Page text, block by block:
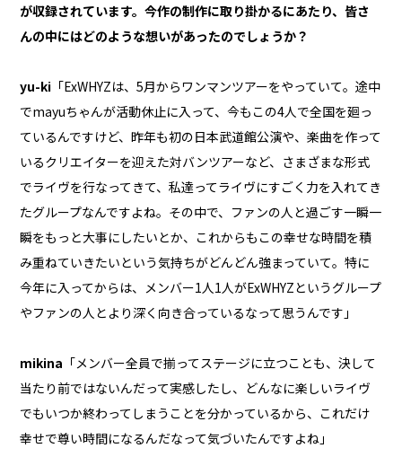
が収録されています。今作の制作に取り掛かるにあたり、皆さ
んの中にはどのような想いがあったのでしょうか？
yu-ki 「ExWHYZは、5月からワンマンツアーをやっていて。途中
でmayuちゃんが活動休止に入って、今もこの4人で全国を廻っ
ているんですけど、昨年も初の日本武道館公演や、楽曲を作って
いるクリエイターを迎えた対バンツアーなど、さまざまな形式
でライヴを行なってきて、私達ってライヴにすごく力を入れてき
たグループなんですよね。その中で、ファンの人と過ごす一瞬一
瞬をもっと大事にしたいとか、これからもこの幸せな時間を積
み重ねていきたいという気持ちがどんどん強まっていて。特に
今年に入ってからは、メンバー1人1人がExWHYZというグループ
やファンの人とより深く向き合っているなって思うんです」
mikina 「メンバー全員で揃ってステージに立つことも、決して
当たり前ではないんだって実感したし、どんなに楽しいライヴ
でもいつか終わってしまうことを分かっているから、これだけ
幸せで尊い時間になるんだなって気づいたんですよね」